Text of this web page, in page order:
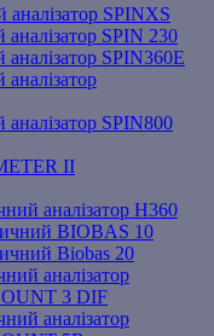
аналізатор SPINXS
SPIN 230
SPIN360E
SPIN800
ІІ
аналізатор Н360
BIOBAS 10
Biobas 20
аналізатор
3 DIF
аналізатор